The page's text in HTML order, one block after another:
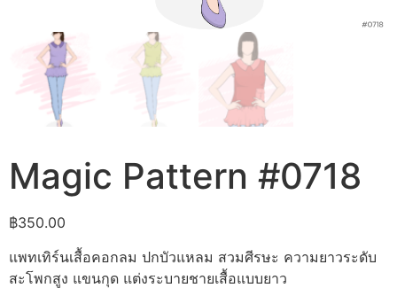
Magic Pattern #0718
฿350.00
แพทเทิร์นเสื้อคอกลม ปกบัวแหลม สวมศีรษะ ความยาวระดับ
สะโพกสูง แขนกุด แต่งระบายชายเสื้อแบบยาว